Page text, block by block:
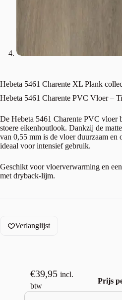
Hebeta 5461 Charente XL Plank
Hebeta 5461 Charente PVC Vloer –
De Hebeta 5461 Charente PVC vloer
stoere eikenhoutlook. Dankzij de
van 0,55 mm is de vloer duurzaam en
ideaal voor intensief gebruik.
Geschikt voor vloerverwarming en
met dryback-lijm.
Verlanglijst
€39,95 incl.
btw
Prijs